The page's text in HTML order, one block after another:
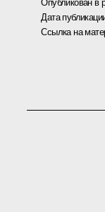
Опубликован в
Дата
Ссылка на